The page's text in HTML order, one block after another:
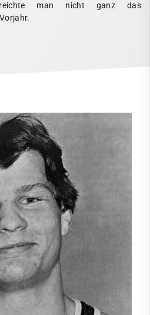
man nicht ganz das